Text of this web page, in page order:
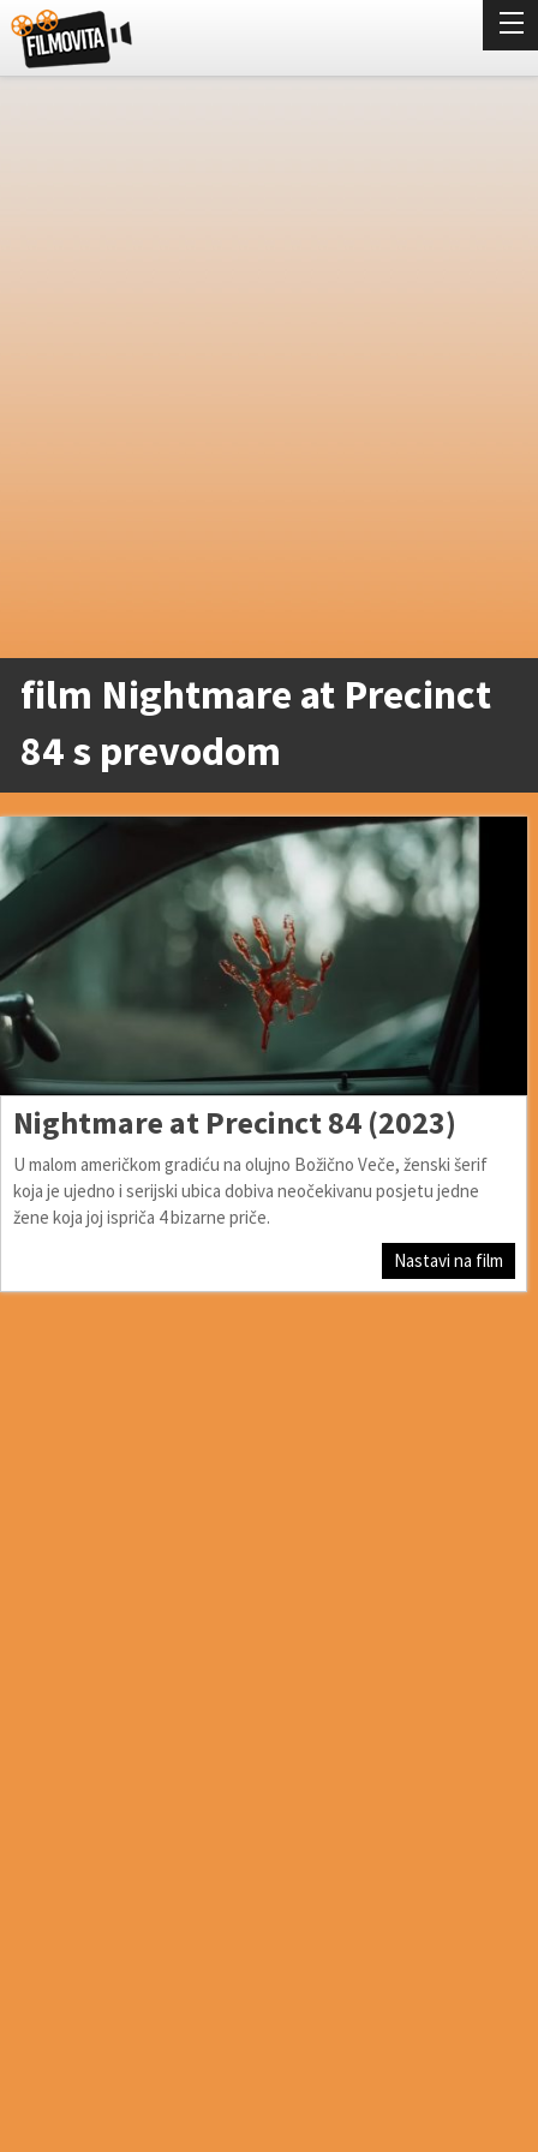
film Nightmare at Precinct
84 s prevodom
Nightmare at Precinct 84 (2023)
U malom američkom gradiću na olujno Božično Veče, ženski šerif
koja je ujedno i serijski ubica dobiva neočekivanu posjetu jedne
žene koja joj ispriča 4 bizarne priče.
Nastavi na film